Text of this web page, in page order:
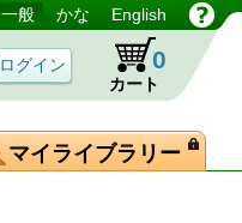
一般 かな English
カート
0
マイライブラリー